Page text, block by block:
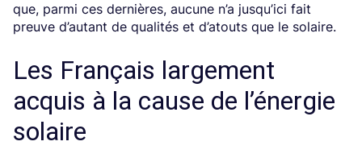
que, parmi ces dernières, aucune n’a jusqu’ici fait
preuve d’autant de qualités et d’atouts que le solaire.
Les Français largement
acquis à la cause de l’énergie
solaire